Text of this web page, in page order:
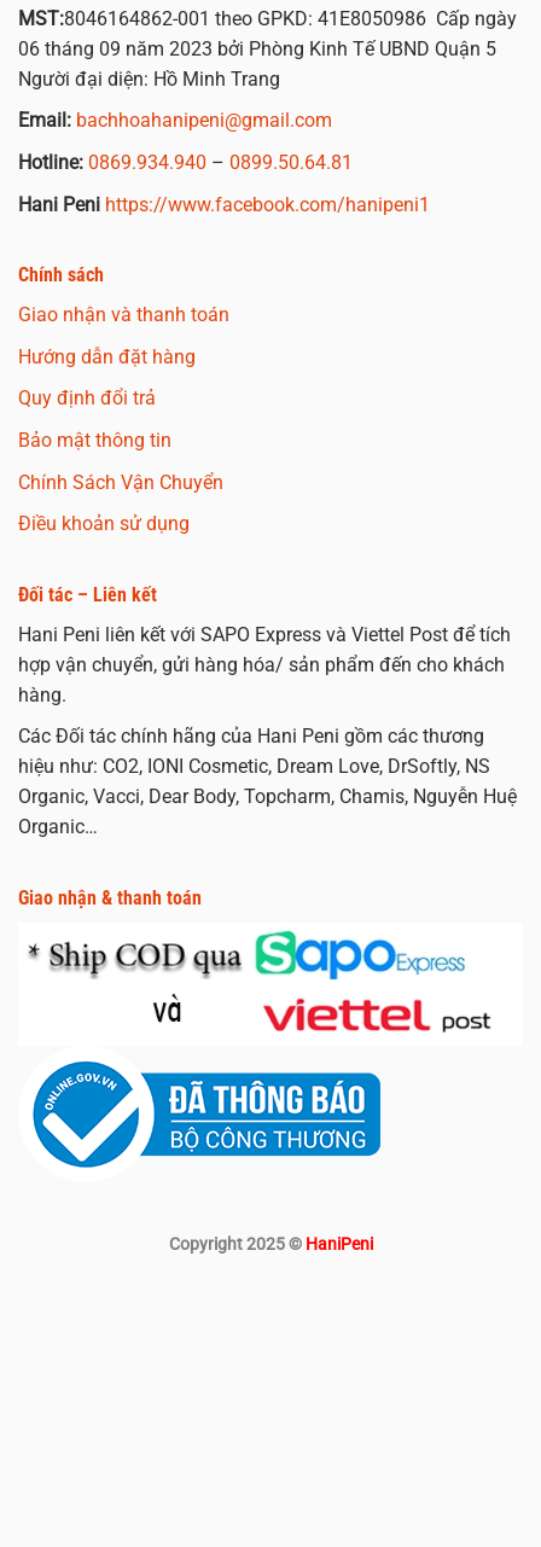
MST:8046164862-001 theo GPKD: 41E8050986 Cấp ngày
06 tháng 09 năm 2023 bởi Phòng Kinh Tế UBND Quận 5
Người đại diện: Hồ Minh Trang
Email: bachhoahanipeni@gmail.com
Hotline: 0869.934.940 – 0899.50.64.81
Hani Peni https://www.facebook.com/hanipeni1
Chính sách
Giao nhận và thanh toán
Hướng dẫn đặt hàng
Quy định đổi trả
Bảo mật thông tin
Chính Sách Vận Chuyển
Điều khoản sử dụng
Đối tác – Liên kết
Hani Peni liên kết với SAPO Express và Viettel Post để tích
hợp vận chuyển, gửi hàng hóa/ sản phẩm đến cho khách
hàng.
Các Đối tác chính hãng của Hani Peni gồm các thương
hiệu như: CO2, IONI Cosmetic, Dream Love, DrSoftly, NS
Organic, Vacci, Dear Body, Topcharm, Chamis, Nguyễn Huệ
Organic…
Giao nhận & thanh toán
Copyright 2025 © HaniPeni